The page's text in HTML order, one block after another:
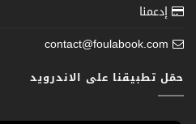
إدعمنا
contact@foulabook.com
حمّل تطبيقنا على الاندرويد